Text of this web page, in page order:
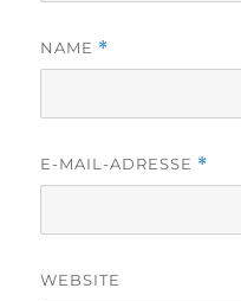
NAME *
E-MAIL-ADRESSE *
WEBSITE